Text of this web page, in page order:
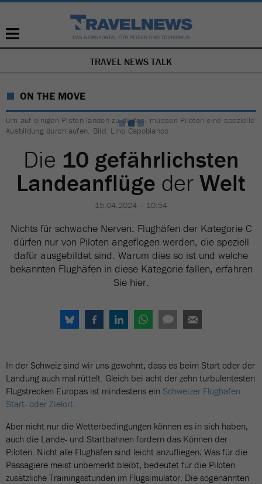
NAVIGATION
ÜBERSPRINGEN
TRAVEL NEWS TALK
ON THE MOVE
Um auf einigen Pisten landen zu dürfen, müssen Piloten eine spezielle
Ausbildung durchlaufen. Bild: Lino Capobianco
Die 10 gefährlichsten
Landeanflüge der Welt
15.04.2024 – 10:54
Nichts für schwache Nerven: Flughäfen der Kategorie C
dürfen nur von Piloten angeflogen werden, die speziell
dafür ausgebildet sind. Warum dies so ist und welche
bekannten Flughäfen in diese Kategorie fallen, erfahren
Sie hier.
In der Schweiz sind wir uns gewohnt, dass es beim Start oder der
Landung auch mal rüttelt. Gleich bei acht der zehn turbulentesten
Flugstrecken Europas ist mindestens ein Schweizer Flughafen
Start- oder Zielort.
Aber nicht nur die Wetterbedingungen können es in sich haben,
auch die Lande- und Startbahnen fordern das Können der
Piloten. Nicht alle Flughäfen sind leicht anzufliegen: Was für die
Passagiere meist unbemerkt bleibt, bedeutet für die Piloten
zusätzliche Trainingsstunden im Flugsimulator. Die sogenannten